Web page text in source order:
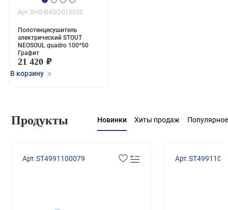
Арт.SHQ-N4QQ-010050
Полотенцесушитель
электрический STOUT
NEOSOUL quadro 100*50
Графит
21 420
В корзину
Продукты Новинки Хиты продаж Популярное
Арт.ST4991100079